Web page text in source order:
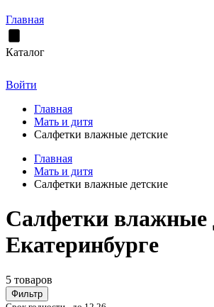
Главная
Каталог
Войти
Главная
Мать и дитя
Салфетки влажные детские
Главная
Мать и дитя
Салфетки влажные детские
Салфетки влажные
Екатеринбурге
5 товаров
Фильтр